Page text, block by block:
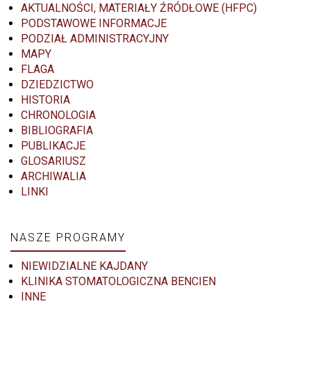
AKTUALNOŚCI, MATERIAŁY ŹRÓDŁOWE (HFPC)
PODSTAWOWE INFORMACJE
PODZIAŁ ADMINISTRACYJNY
MAPY
FLAGA
DZIEDZICTWO
HISTORIA
CHRONOLOGIA
BIBLIOGRAFIA
PUBLIKACJE
GLOSARIUSZ
ARCHIWALIA
LINKI
NASZE PROGRAMY
NIEWIDZIALNE KAJDANY
KLINIKA STOMATOLOGICZNA BENCIEN
INNE